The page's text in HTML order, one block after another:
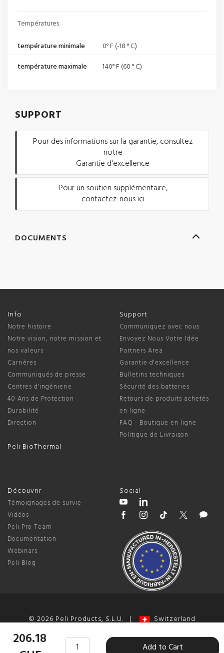
Températures
température minimale
0° F (-18 ° C)
température maximale
140° F (60 ° C)
SUPPORT
Pour des informations sur la garantie, consultez
notre
Garantie d'excellence
Pour un soutien supplémentaire,
contactez-nous ici
DOCUMENTS
206.18
Add to Cart
Info
Notre histoire
Notre vision, notre mission et
nos valeurs
Carrières
Communiqués de presse
Centres d'ingénierie
40 Ans de Protection
Durabilité
Direction
Peli BioThermal
Support
Communiquez avec nous
Envoyez Nous Votre Idée
Partners Area
Garantie d'excellence
Bulletins techniques
Sécurité des batteries
Retours de produits achetés
en ligne
FAQ - Boutique en ligne
Politique de Livraison
Découvrir
Témoignages de survie
Vidéos
Peli Pro Team
Documentation
Webinars
Peli Blog
Social
© 2026 Peli Products, S.L.U. | Switzerland
Termes et Conditions
Cookie Preferences